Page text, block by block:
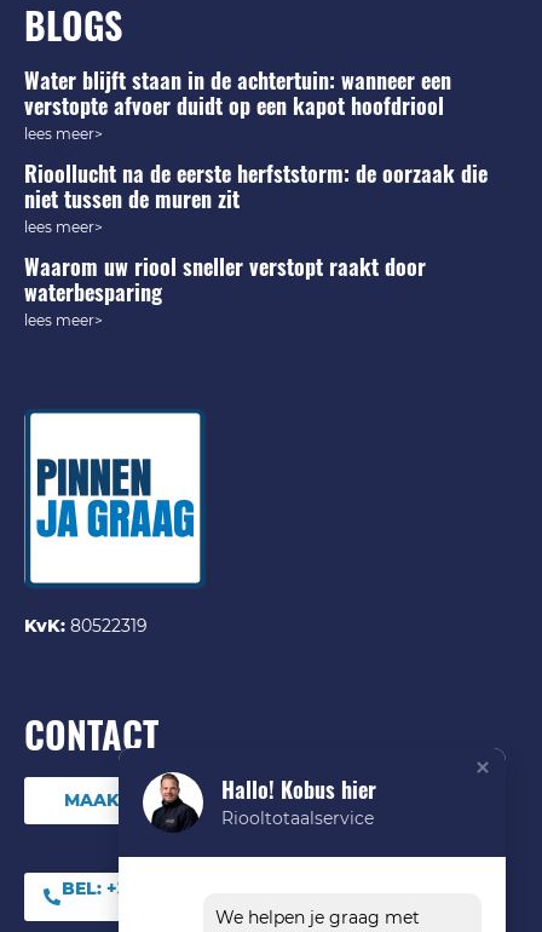
BLOGS
Water blijft staan in de achtertuin: wanneer een
verstopte afvoer duidt op een kapot hoofdriool
lees meer>
Rioollucht na de eerste herfststorm: de oorzaak die
niet tussen de muren zit
lees meer>
Waarom uw riool sneller verstopt raakt door
waterbesparing
lees meer>
KvK: 80522319
CONTACT
MAAK DIRECT EEN ONLINE AFSPRAAK
BEL: +31 (0) 85 06 09
Hallo! Kobus hier
Riooltotaalservice
We helpen je graag met